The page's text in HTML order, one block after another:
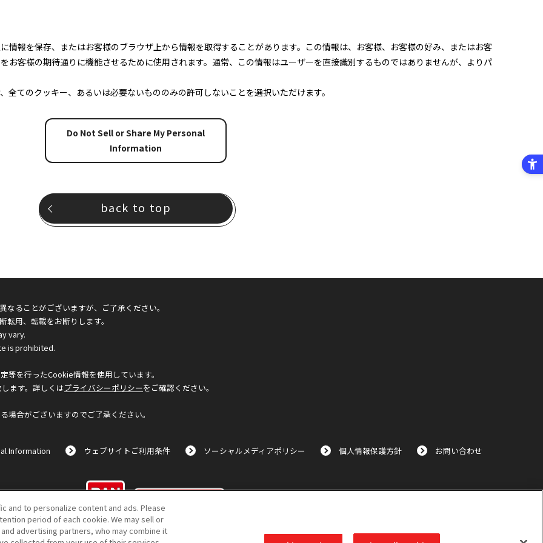
情報を保存、またはお客様のブラウザ上から情報を取得することがあります。この情報は、お客様、お客様の好み、またはお客
お客様の期待通りに機能させるために使用されます。通常、この情報はユーザーを直接識別するものではありませんが、よりパ
てのクッキー、あるいは必要ないもののみの許可しないことを選択いただけます。
Do Not Sell or Share My Personal
Information
back to top
ることがございますが、ご了承ください。
用、転載をお断りします。
vary.
is prohibited.
を行ったCookie情報を使用しています。
ます。詳しくはプライバシーポリシーをご確認ください。
合がございますのでご了承ください。
Information ウェブサイトご利用条件 ソーシャルメディアポリシー 個人情報保護方針 お問い合わせ
and to personalize content and ads. Please
period of each cookie. We may sell or
advertising partners, who may combine it